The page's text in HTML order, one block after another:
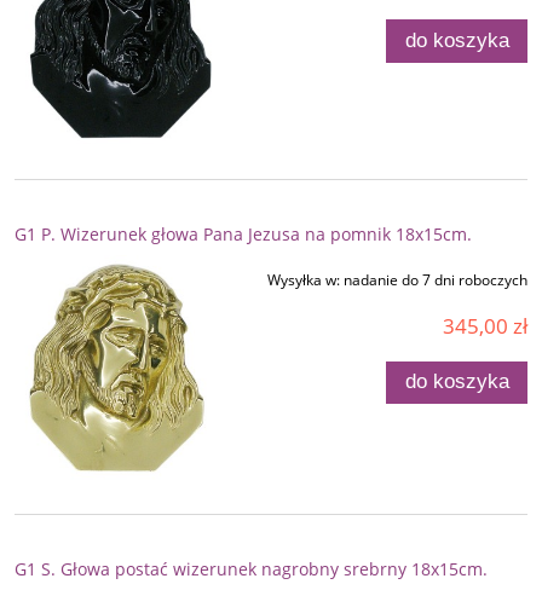
do koszyka
G1 P. Wizerunek głowa Pana Jezusa na pomnik 18x15cm.
Wysyłka w: nadanie do 7 dni roboczych
345,00 zł
do koszyka
G1 S. Głowa postać wizerunek nagrobny srebrny 18x15cm.